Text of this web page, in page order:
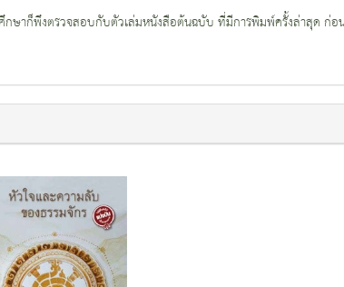
าก็พึงตรวจสอบกับตัวเล่มหนังสือต้นฉบับ ที่มีการพิมพ์ครั้งล่าสุด ก่อน